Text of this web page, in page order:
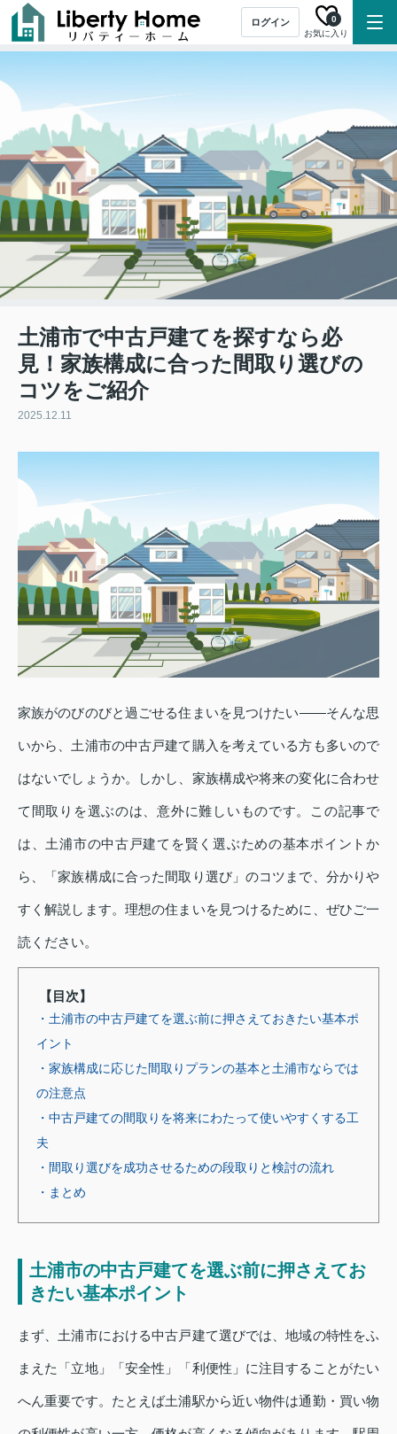
ログイン
お気に入り
0
土浦市で中古戸建てを探すなら必
見！家族構成に合った間取り選びの
コツをご紹介
2025.12.11
家族がのびのびと過ごせる住まいを見つけたい――そんな思
いから、土浦市の中古戸建て購入を考えている方も多いので
はないでしょうか。しかし、家族構成や将来の変化に合わせ
て間取りを選ぶのは、意外に難しいものです。この記事で
は、土浦市の中古戸建てを賢く選ぶための基本ポイントか
ら、「家族構成に合った間取り選び」のコツまで、分かりや
すく解説します。理想の住まいを見つけるために、ぜひご一
読ください。
【目次】
・土浦市の中古戸建てを選ぶ前に押さえておきたい基本ポ
イント
・家族構成に応じた間取りプランの基本と土浦市ならでは
の注意点
・中古戸建ての間取りを将来にわたって使いやすくする工
夫
・間取り選びを成功させるための段取りと検討の流れ
・まとめ
土浦市の中古戸建てを選ぶ前に押さえてお
きたい基本ポイント
まず、土浦市における中古戸建て選びでは、地域の特性をふ
まえた「立地」「安全性」「利便性」に注目することがたい
へん重要です。たとえば土浦駅から近い物件は通勤・買い物